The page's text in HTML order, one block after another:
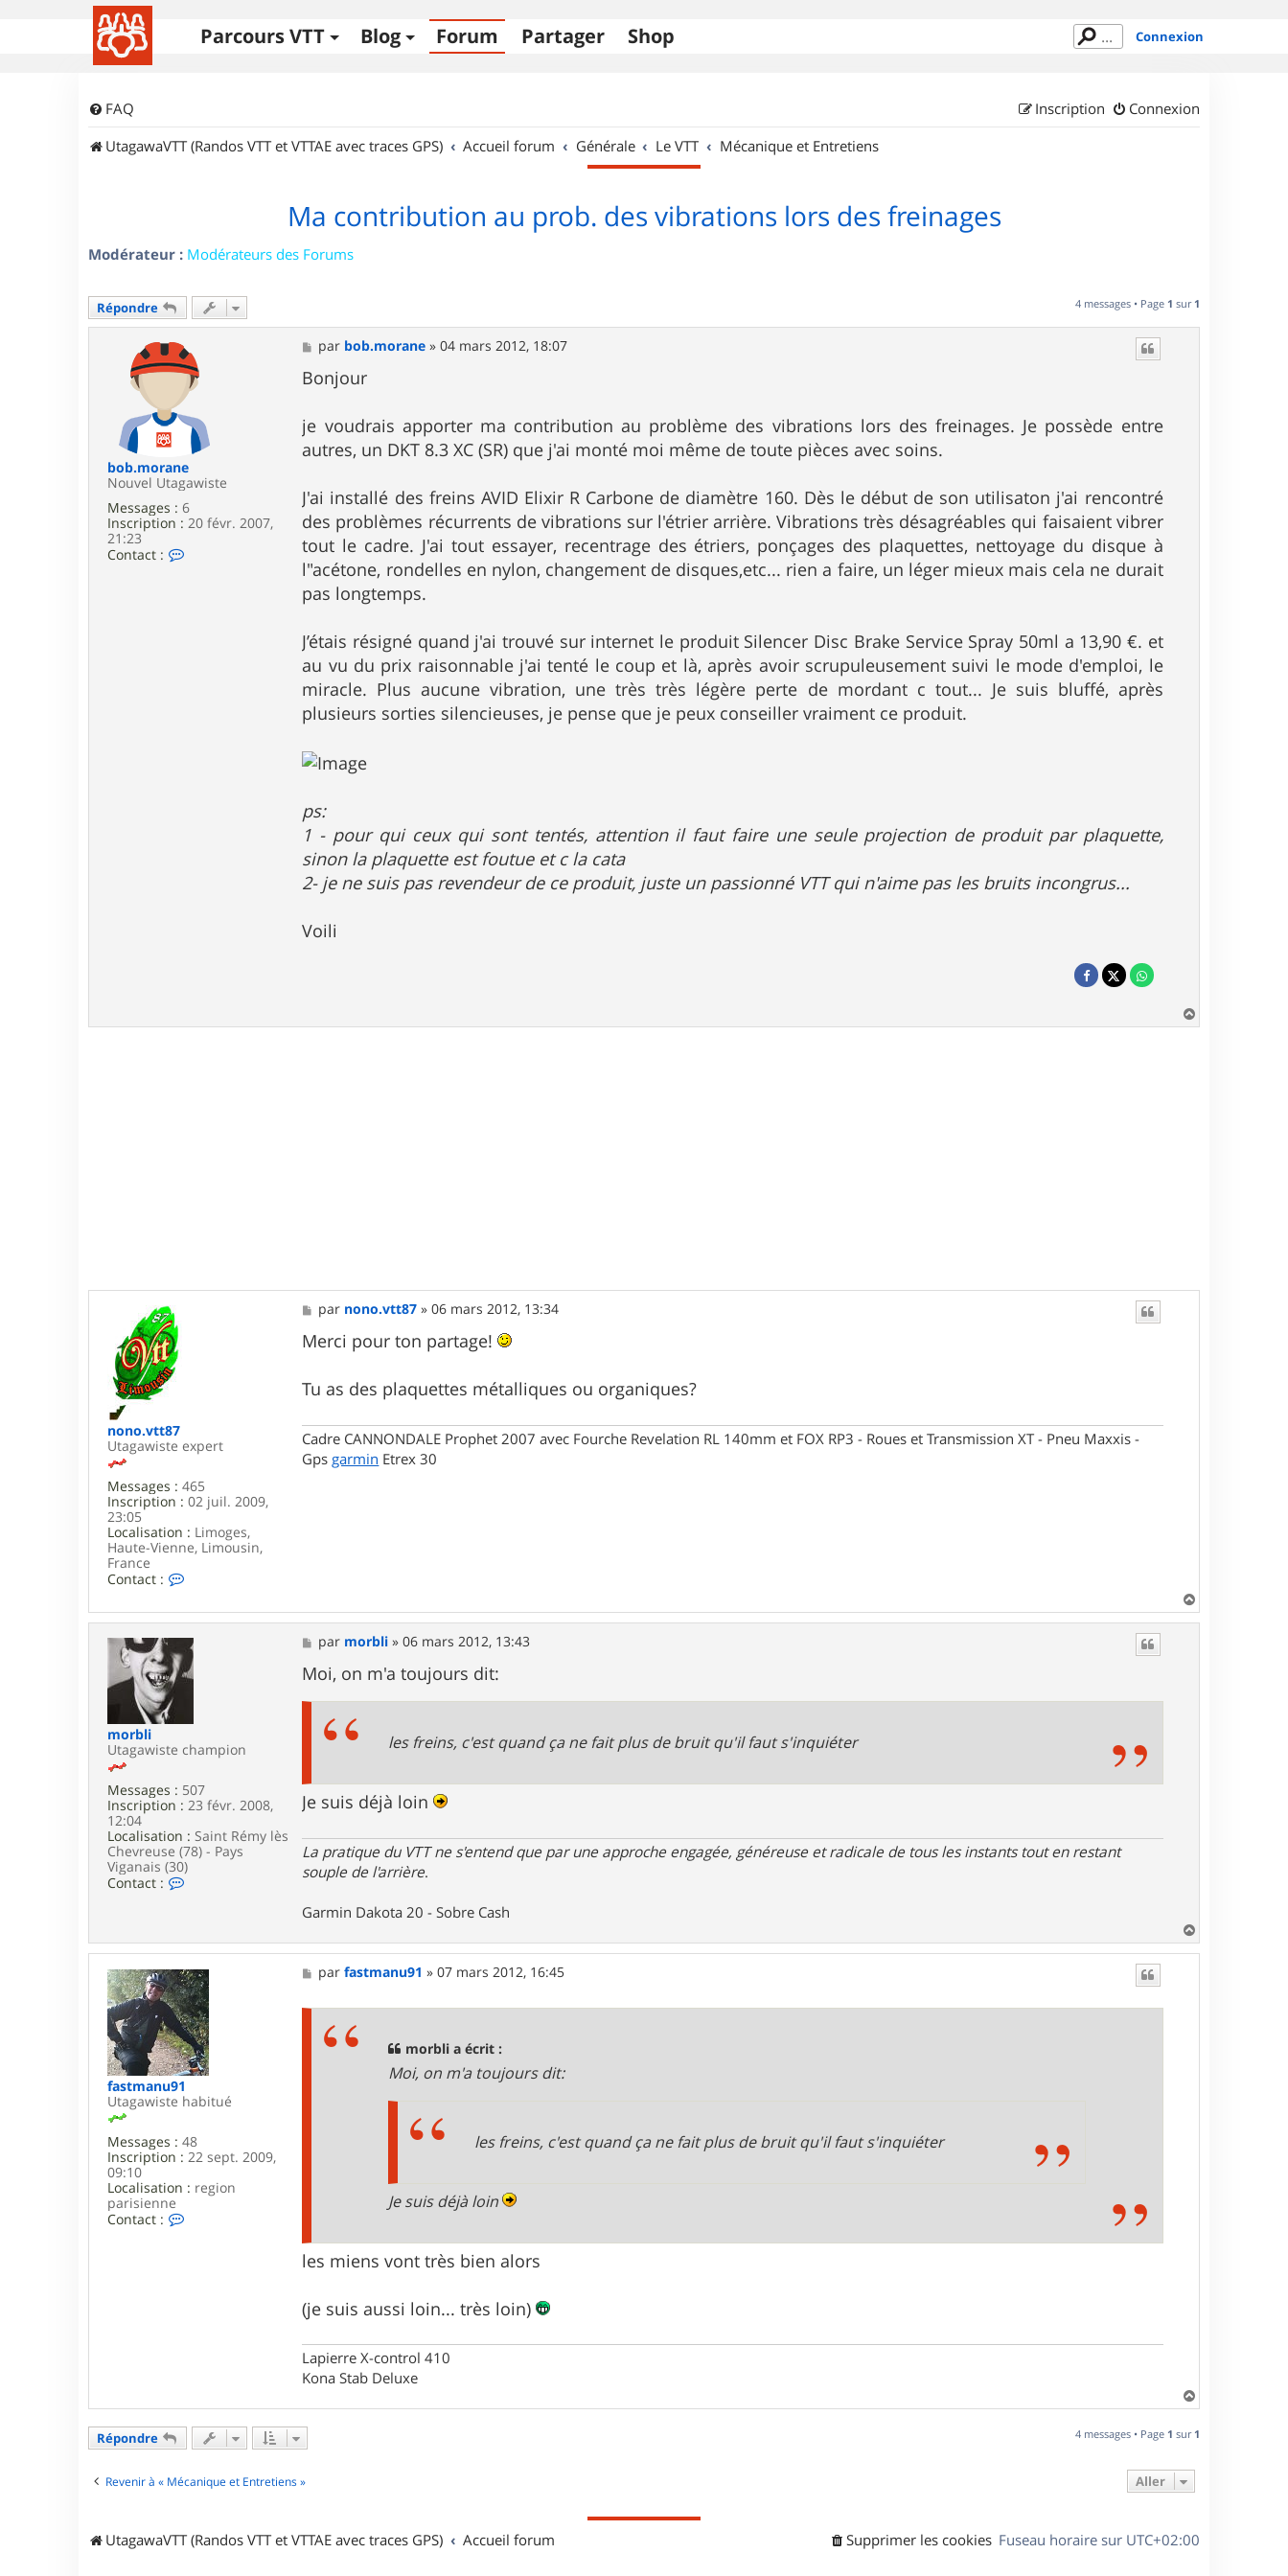
Parcours VTT Blog Forum Partager Shop Connexion
FAQ Connexion
Inscription
UtagawaVTT (Randos VTT et VTTAE avec traces GPS)
Accueil forum Générale Le VTT Mécanique et Entretiens
Ma contribution au prob. des vibrations lors des freinages
Modérateur : Modérateurs des Forums
Répondre 4 messages • Page 1 sur 1
bob.morane
Nouvel Utagawiste
Messages : 6
Inscription : 20 févr. 2007,
21:23
Contact :
M
e
s
s
g
e
par bob.morane »04 mars 2012, 18:07
Bonjour
je voudrais apporter ma contribution au problème des vibrations lors des freinages. Je possède entre
autres, un DKT 8.3 XC (SR) que j'ai monté moi même de toute pièces avec soins.
J'ai installé des freins AVID Elixir R Carbone de diamètre 160. Dès le début de son utilisaton j'ai rencontré
des problèmes récurrents de vibrations sur l'étrier arrière. Vibrations très désagréables qui faisaient vibrer
tout le cadre. J'ai tout essayer, recentrage des étriers, ponçages des plaquettes, nettoyage du disque à
l"acétone, rondelles en nylon, changement de disques,etc... rien a faire, un léger mieux mais cela ne durait
pas longtemps.
J’étais résigné quand j'ai trouvé sur internet le produit Silencer Disc Brake Service Spray 50ml a 13,90 €. et
au vu du prix raisonnable j'ai tenté le coup et là, après avoir scrupuleusement suivi le mode d'emploi, le
miracle. Plus aucune vibration, une très très légère perte de mordant c tout... Je suis bluffé, après
plusieurs sorties silencieuses, je pense que je peux conseiller vraiment ce produit.
ps:
1 - pour qui ceux qui sont tentés, attention il faut faire une seule projection de produit par plaquette,
sinon la plaquette est foutue et c la cata
2- je ne suis pas revendeur de ce produit, juste un passionné VTT qui n'aime pas les bruits incongrus...
Voili
a
nono.vtt87
Utagawiste expert
Messages : 465
Inscription : 02 juil. 2009,
23:05
Localisation : Limoges,
Haute-Vienne, Limousin,
France
Contact :
n
t
a
c
t
e
o
n
o
v
t
8
7
M
e
s
s
g
e
par nono.vtt87 »06 mars 2012, 13:34
Merci pour ton partage!
Tu as des plaquettes métalliques ou organiques?
Cadre CANNONDALE Prophet 2007 avec Fourche Revelation RL 140mm et FOX RP3 - Roues et Transmission XT - Pneu Maxxis -
Gps garmin Etrex 30
a
morbli
Utagawiste champion
Messages : 507
Inscription : 23 févr. 2008,
12:04
Localisation : Saint Rémy lès
Chevreuse (78) - Pays
Viganais (30)
Contact :
a
c
t
e
r
m
o
r
b
l
i
M
e
s
s
a
par morbli »06 mars 2012, 13:43
Moi, on m'a toujours dit:
les freins, c'est quand ça ne fait plus de bruit qu'il faut s'inquiéter
Je suis déjà loin
La pratique du VTT ne s'entend que par une approche engagée, généreuse et radicale de tous les instants tout en restant
souple de l'arrière.
Garmin Dakota 20 - Sobre Cash
a
u
fastmanu91
Utagawiste habitué
Messages : 48
Inscription : 22 sept. 2009,
09:10
Localisation : region
parisienne
Contact :
a
n
9
M
e
parfastmanu91 »07 mars 2012, 16:45
morbli a écrit :
Moi, on m'a toujours dit:
les freins, c'est quand ça ne fait plus de bruit qu'il faut s'inquiéter
Je suis déjà loin
les miens vont très bien alors
(je suis aussi loin... très loin)
Lapierre X-control 410
Kona Stab Deluxe
a
t
Répondre 4 messages • Page 1 sur 1
Revenir à « Mécanique et Entretiens » Aller
UtagawaVTT (Randos VTT et VTTAE avec traces GPS) Accueil forum Fuseau horaire sur UTC+02:00
Supprimer les cookies